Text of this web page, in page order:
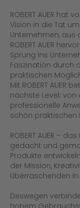
ROBERT AUER
Vision in die Tat
Unternehmen, aus
ROBERT AUER
Sprung ins
Faszination durch
praktischen
Mit ROBERT AUER
nächste Level: von
professionelle
schön praktischen
ROBERT AUER –
gedacht und
Produkte
der Mission,
Überraschenden
Deswegen
hohem